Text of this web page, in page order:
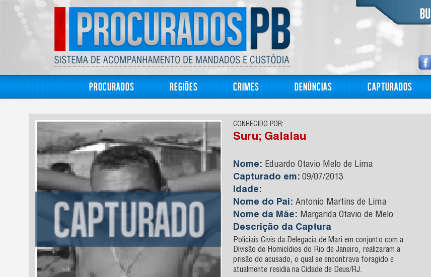
Procurados Regiões Crimes Denúncias Capturados
CONHECIDO POR:
Suru; Galalau
Nome: Eduardo Otavio Melo de Lima
Capturado em: 09/07/2013
Idade:
Nome do Pai: Antonio Martins de Lima
Nome da Mãe: Margarida Otavio de Melo
Descrição da Captura
Policiais Civis da Delegacia de Mari em conjunto com a
Divisão de Homicídios do Rio de Janeiro, realizaram a
prisão do acusado, o qual se encontrava foragido e
atualmente residia na Cidade de Deus/RJ.